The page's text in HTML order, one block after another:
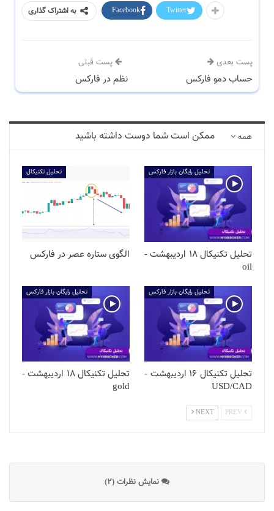
به اشتراک گذاری Facebook Twitter
پست قبلی
نظم در فارکس
پست بعدی
حساب دمو فارکس
همه ممکن است شما دوست داشته باشید
تحلیل تکنیکال
الگوی ستاره عصر در فارکس
تحلیل رایگان بازار فارکس
تحلیل تکنیکال 18 اردیبهشت -
oil
تحلیل رایگان بازار فارکس
تحلیل تکنیکال 18 اردیبهشت -
gold
تحلیل رایگان بازار فارکس
تحلیل تکنیکال 16 اردیبهشت -
USD/CAD
NEXT
نمایش نظرات (2)